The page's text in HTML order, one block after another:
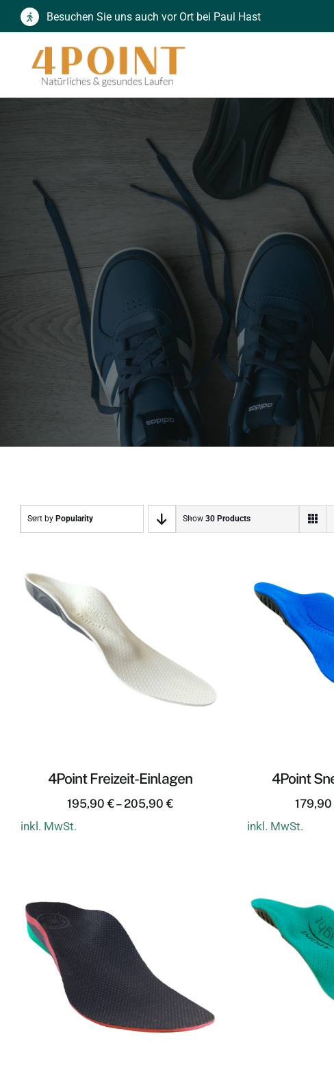
Zum
springen
Besuchen Sie uns auch vor Ort bei Paul Hast
Finden Sie
Sort by Popularity Show 30 Products
4Point Freizeit-Einlagen
195,90€– 205,90€
inkl. MwSt.
4Point
179,90
inkl. MwSt.